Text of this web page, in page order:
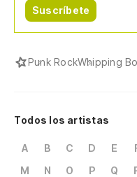
Suscríbete
Punk RockWhipping
Todos los artistas
A B C D E
M
N O P Q